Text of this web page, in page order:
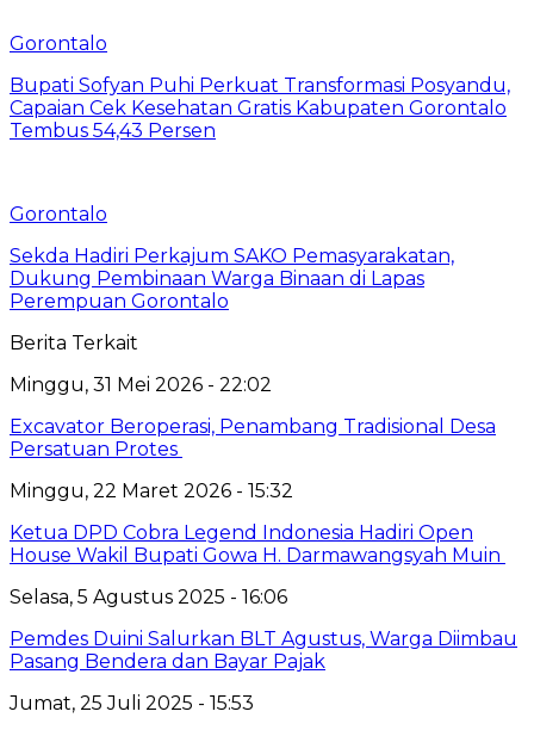
Gorontalo
Bupati Sofyan Puhi Perkuat Transformasi Posyandu,
Capaian Cek Kesehatan Gratis Kabupaten Gorontalo
Tembus 54,43 Persen
Gorontalo
Sekda Hadiri Perkajum SAKO Pemasyarakatan,
Dukung Pembinaan Warga Binaan di Lapas
Perempuan Gorontalo
Berita Terkait
Minggu, 31 Mei 2026 - 22:02
Excavator Beroperasi, Penambang Tradisional Desa
Persatuan Protes ‎
Minggu, 22 Maret 2026 - 15:32
Ketua DPD Cobra Legend Indonesia Hadiri Open
House Wakil Bupati Gowa H. Darmawangsyah Muin
Selasa, 5 Agustus 2025 - 16:06
Pemdes Duini Salurkan BLT Agustus, Warga Diimbau
Pasang Bendera dan Bayar Pajak
Jumat, 25 Juli 2025 - 15:53